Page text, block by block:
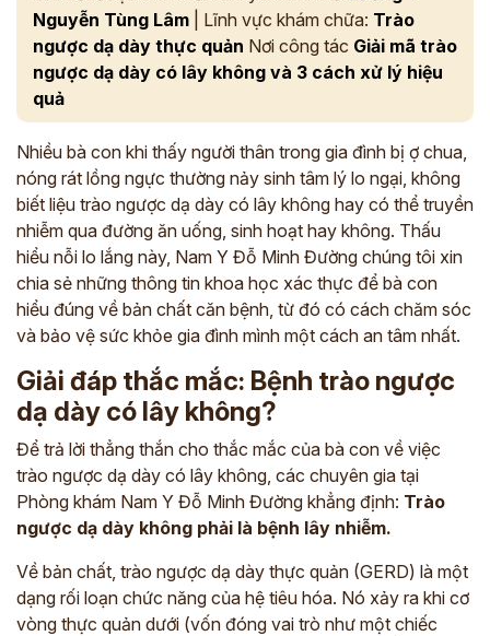
Nguyễn Tùng Lâm | Lĩnh vực khám chữa: Trào
ngược dạ dày thực quản Nơi công tác Giải mã trào
ngược dạ dày có lây không và 3 cách xử lý hiệu
quả
Nhiều bà con khi thấy người thân trong gia đình bị ợ chua,
nóng rát lồng ngực thường nảy sinh tâm lý lo ngại, không
biết liệu trào ngược dạ dày có lây không hay có thể truyền
nhiễm qua đường ăn uống, sinh hoạt hay không. Thấu
hiểu nỗi lo lắng này, Nam Y Đỗ Minh Đường chúng tôi xin
chia sẻ những thông tin khoa học xác thực để bà con
hiểu đúng về bản chất căn bệnh, từ đó có cách chăm sóc
và bảo vệ sức khỏe gia đình mình một cách an tâm nhất.
Giải đáp thắc mắc: Bệnh trào ngược
dạ dày có lây không?
Để trả lời thẳng thắn cho thắc mắc của bà con về việc
trào ngược dạ dày có lây không, các chuyên gia tại
Phòng khám Nam Y Đỗ Minh Đường khẳng định: Trào
ngược dạ dày không phải là bệnh lây nhiễm.
Về bản chất, trào ngược dạ dày thực quản (GERD) là một
dạng rối loạn chức năng của hệ tiêu hóa. Nó xảy ra khi cơ
vòng thực quản dưới (vốn đóng vai trò như một chiếc